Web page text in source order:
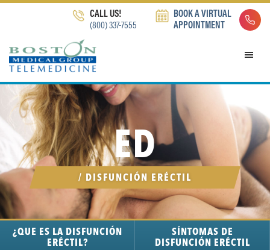
navigation
content
CALL US!
(800) 337-7555
BOOK A VIRTUAL
APPOINTMENT
ED
/ DISFUNCIÓN ERÉCTIL
¿QUE ES LA DISFUNCIÓN
ERÉCTIL?
SÍNTOMAS DE
DISFUNCIÓN ERÉCTIL